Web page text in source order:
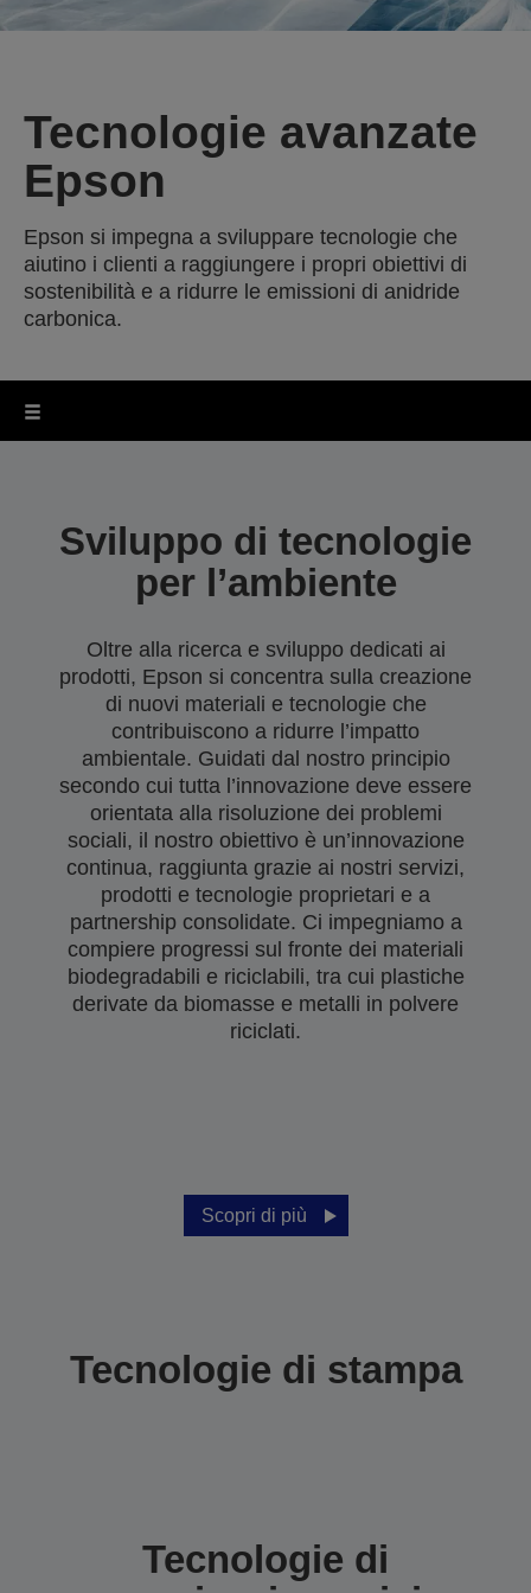
Tecnologie avanzate
Epson
Epson si impegna a sviluppare tecnologie che
aiutino i clienti a raggiungere i propri obiettivi di
sostenibilità e a ridurre le emissioni di anidride
carbonica.
Sviluppo di tecnologie
per l’ambiente
Oltre alla ricerca e sviluppo dedicati ai
prodotti, Epson si concentra sulla creazione
di nuovi materiali e tecnologie che
contribuiscono a ridurre l’impatto
ambientale. Guidati dal nostro principio
secondo cui tutta l’innovazione deve essere
orientata alla risoluzione dei problemi
sociali, il nostro obiettivo è un’innovazione
continua, raggiunta grazie ai nostri servizi,
prodotti e tecnologie proprietari e a
partnership consolidate. Ci impegniamo a
compiere progressi sul fronte dei materiali
biodegradabili e riciclabili, tra cui plastiche
derivate da biomasse e metalli in polvere
riciclati.
Scopri di più
Tecnologie di stampa
Tecnologie di